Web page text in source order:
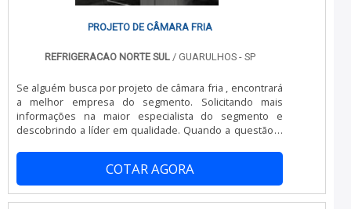
PROJETO DE CÂMARA FRIA
REFRIGERACAO NORTE SUL/ GUARULHOS - SP
Se alguém busca por projeto de câmara fria , encontrará
a melhor empresa do segmento. Solicitando mais
informações na maior especialista do segmento e
descobrindo a líder em qualidade. Quando a questão é
receberá excelente custo-benefício com serviços
monitorados e supervisionados com o apoio do
escritório central. MAIS INFORMAÇÕES INTERESSANTES
SOBRE PROJETO DE C MARA FRIA Há muitas maneiras
COTAR AGORA